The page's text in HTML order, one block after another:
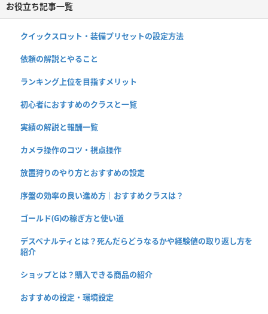
お役立ち記事一覧
クイックスロット・装備プリセットの設定方法
依頼の解説とやること
ランキング上位を目指すメリット
初心者におすすめのクラスと一覧
実績の解説と報酬一覧
カメラ操作のコツ・視点操作
放置狩りのやり方とおすすめの設定
序盤の効率の良い進め方｜おすすめクラスは？
ゴールド(G)の稼ぎ方と使い道
デスペナルティとは？死んだらどうなるかや経験値の取り返し方を
紹介
ショップとは？購入できる商品の紹介
おすすめの設定・環境設定